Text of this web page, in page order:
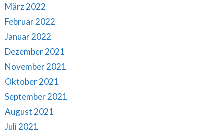
März 2022
Februar 2022
Januar 2022
Dezember 2021
November 2021
Oktober 2021
September 2021
August 2021
Juli 2021